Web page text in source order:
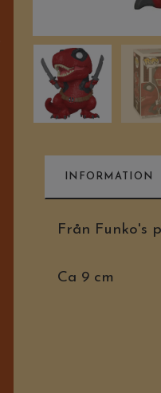
INFORMATION
Från Funko's
Ca 9 cm